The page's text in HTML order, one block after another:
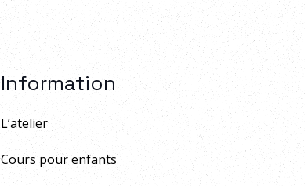
Information
L’atelier
Cours pour enfants